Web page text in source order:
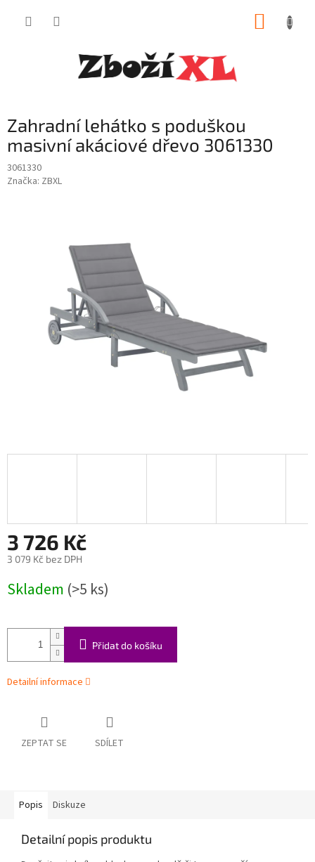
Zahradní lehátko s poduškou
masivní akáciové dřevo 3061330
3061330
Značka: ZBXL
3 726 Kč
3 079 Kč bez DPH
cena:
Skladem (>5 ks)
Přidat do košíku
Detailní informace
ZEPTAT SE SDÍLET
Popis Diskuze
Detailní popis produktu